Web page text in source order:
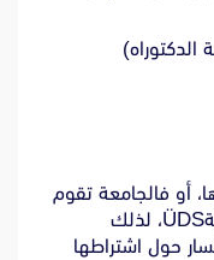
أو فالجامعة تقوم
بتحديد اختبار بداخلها للغة الإنكليزيةÜDS، لذلك
حول اشتراطها